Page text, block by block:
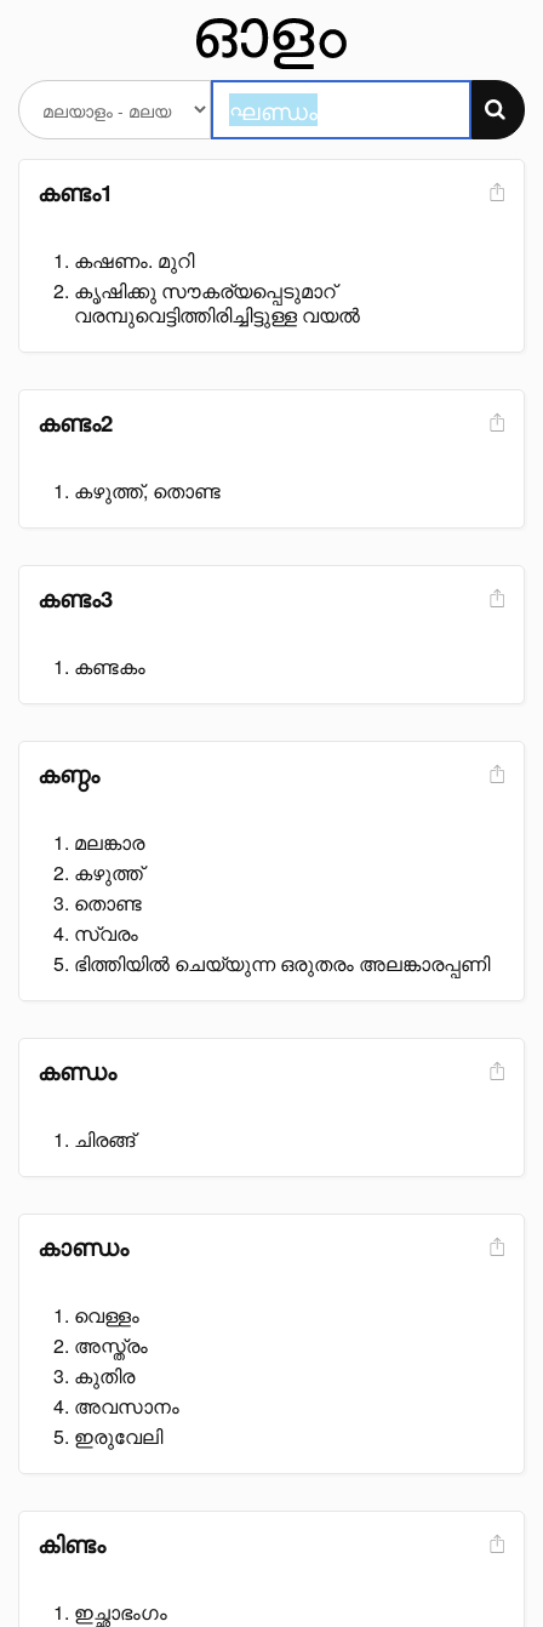
കണ്ടം1
കഷണം. മുറി
കൃഷിക്കു സൗകര്യപ്പെടുമാറ്
വരമ്പുവെട്ടിത്തിരിച്ചിട്ടുള്ള വയൽ
കണ്ടം2
കഴുത്ത്, തൊണ്ട
കണ്ടം3
കണ്ടകം
കണ്ഠം
മലങ്കാര
കഴുത്ത്
തൊണ്ട
സ്വരം
ഭിത്തിയിൽ ചെയ്യുന്ന ഒരുതരം അലങ്കാരപ്പണി
കണ്ഡം
ചിരങ്ങ്
കാണ്ഡം
വെള്ളം
അസ്ത്രം
കുതിര
അവസാനം
ഇരുവേലി
കിണ്ടം
ഇച്ഛാഭംഗം